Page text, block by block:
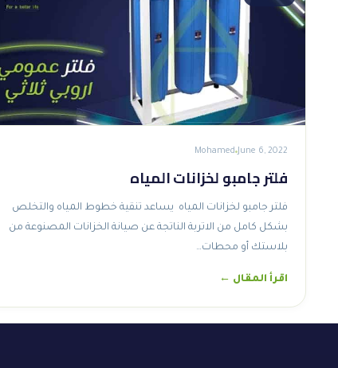
June 6, 2022
Mohamed
فلتر جامبو لخزانات المياه
فلتر جامبو لخزانات المياه يساعد تنقية خطوط المياه والتخلص
بشكل كامل من الاتربة الناتجة عن صيانة الخزانات المصنوعة من
بلاستك أو محطات…
اقرأ المقال ←